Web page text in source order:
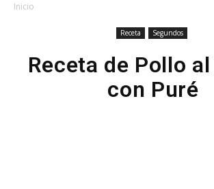
Inicio
Receta Segundos
Receta de Pollo
con Puré